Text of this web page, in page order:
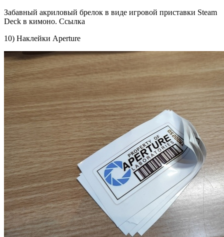
Забавный акриловый брелок в виде игровой приставки Steam
Deck в кимоно. Ссылка
10) Наклейки Aperture